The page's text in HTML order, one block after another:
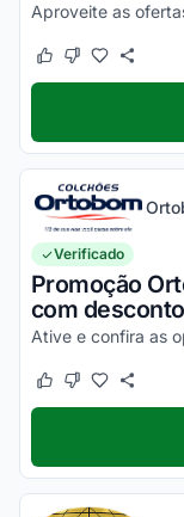
Este cupom
Este cupom
Verificado
Promoção
com desconto
Ative e confira as
Este cupom
Este cupom